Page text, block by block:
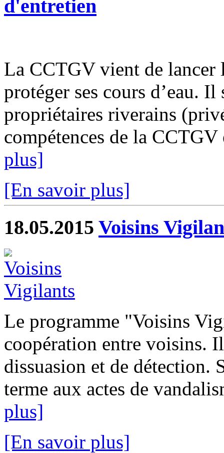
d'entretien
La CCTGV vient de
protéger ses cours d’eau.
propriétaires riverains
compétences de la CCTGV
plus]
[En savoir plus]
18.05.2015 Voisins
Le programme "Voisins
coopération entre voisins.
dissuasion et de détection.
terme aux actes de
plus]
[En savoir plus]